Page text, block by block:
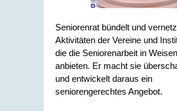
Seniorenrat bündelt und
Aktivitäten der Vereine und
die die Seniorenarbeit in
anbieten. Er macht sie
und entwickelt daraus ein
seniorengerechtes Angebot.